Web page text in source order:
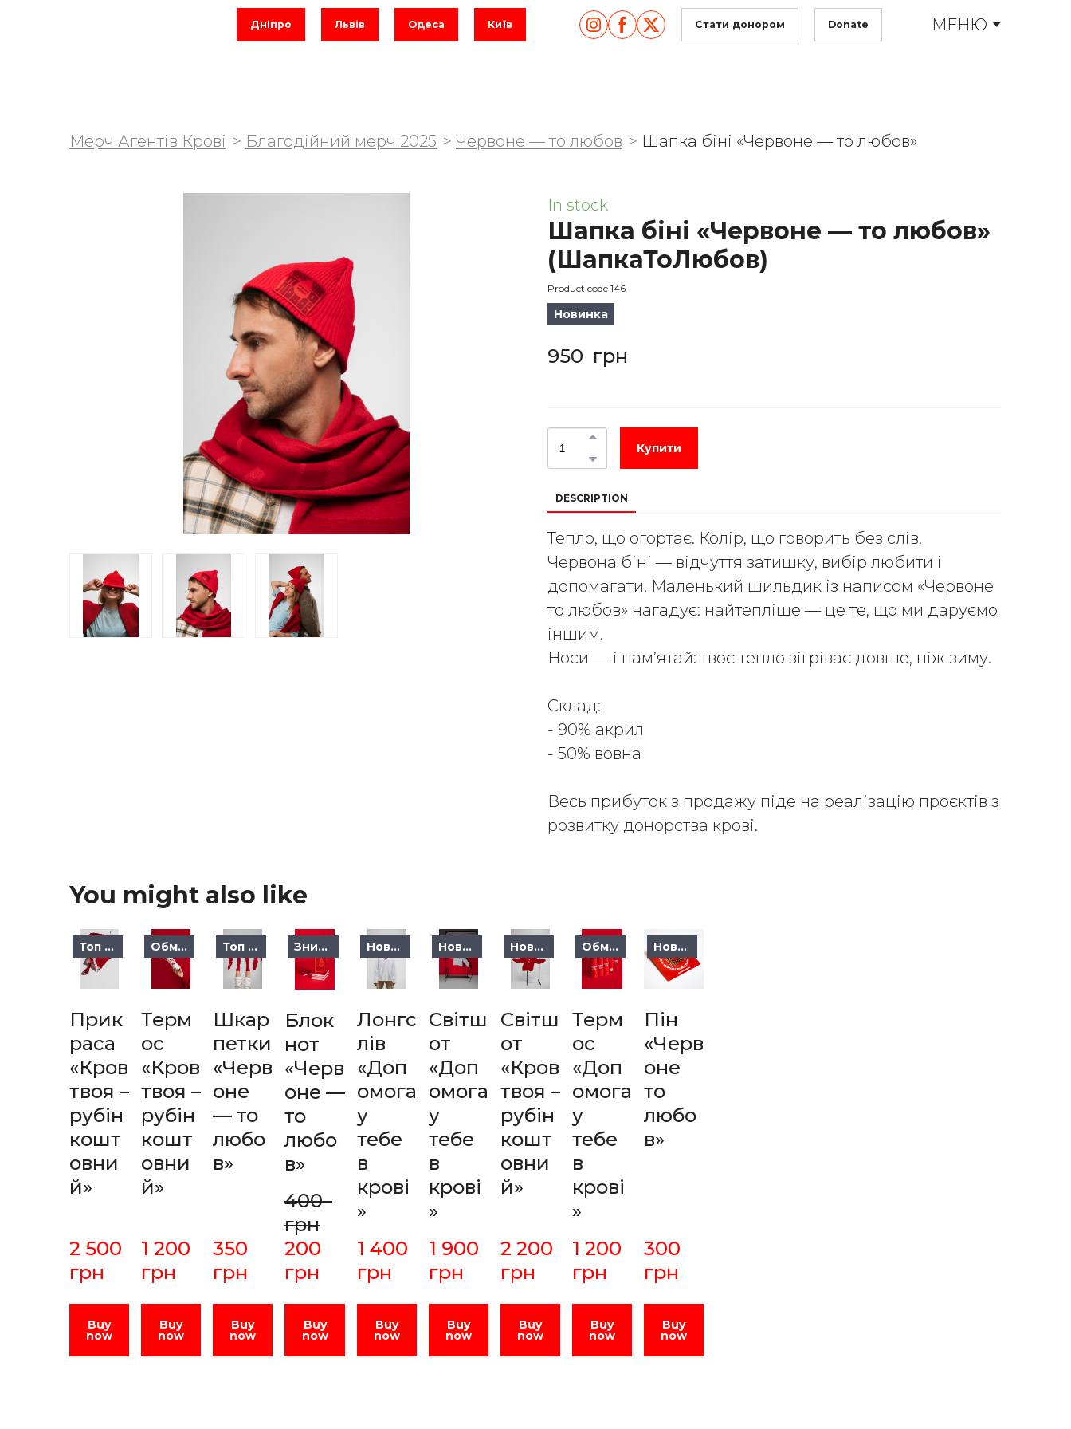
Дніпро Львів Одеса Київ Стати донором Donate МЕНЮ
Мерч Агентів Крові Благодійний мерч 2025 Червоне — то любов Шапка біні «Червоне — то любов»
In stock
Шапка біні «Червоне — то любов»
(ШапкаТоЛюбов)
Product code 146
Новинка
950  грн
Купити
DESCRIPTION
Тепло, що огортає. Колір, що говорить без слів.
Червона біні — відчуття затишку, вибір любити і
допомагати. Маленький шильдик із написом «Червоне
то любов» нагадує: найтепліше — це те, що ми даруємо
іншим.
Носи — і пам’ятай: твоє тепло зігріває довше, ніж зиму.
Склад:
- 90% акрил
- 50% вовна
Весь прибуток з продажу піде на реалізацію проєктів з
розвитку донорства крові.
You might also like
Топ продажів
Прик
раса
«Кров
твоя –
рубін
кошт
овни
й»
2 500
грн
Buy
now
Обмежене
Терм
ос
«Кров
твоя –
рубін
кошт
овни
й»
1 200
грн
Buy
now
Топ продажів
Шкар
петки
«Черв
оне
— то
любо
в»
350
грн
Buy
now
Знижка
Блок
нот
«Черв
оне —
то
любо
в»
400
грн
200
грн
Buy
now
Новинка
Лонгс
лів
«Доп
омога
у
тебе
в
крові
»
1 400
грн
Buy
now
Новинка
Світш
от
«Доп
омога
у
тебе
в
крові
»
1 900
грн
Buy
now
Новинка
Світш
от
«Кров
твоя –
рубін
кошт
овни
й»
2 200
грн
Buy
now
Обмежене
Терм
ос
«Доп
омога
у
тебе
в
крові
»
1 200
грн
Buy
now
Новинка
Пін
«Черв
оне
то
любо
в»
300
грн
Buy
now